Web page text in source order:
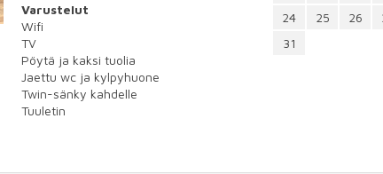
Varustelut
Wifi
TV
Pöytä ja kaksi tuolia
Jaettu wc ja kylpyhuone
Twin-sänky kahdelle
Tuuletin
24
25 26
31